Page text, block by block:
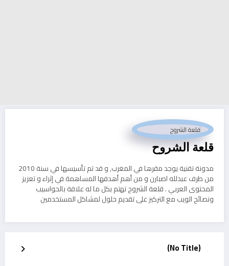
قلعة الشروح
مدونة تقنية يوجد مقرها في المغرب, و قد تم تأسيسها في سنة 2010
من طرف عبدلله اصبارن و من أهم أهدفها المساهمة في إثراء و تعزيز
المحتوى العربي . قلعة الشروح تهتم بكل ما له علاقة بالحواسيب
ونصائح الويب مع التركيز على تقديم حلول لمشاكل المستخدمين
(No Title)